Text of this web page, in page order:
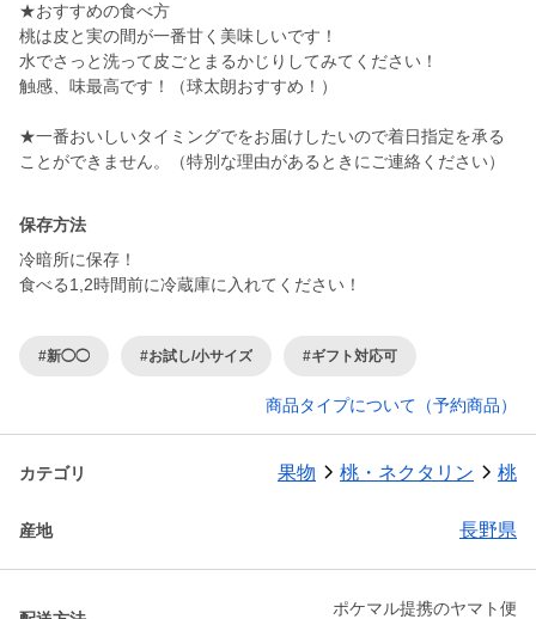
★おすすめの食べ方
桃は皮と実の間が一番甘く美味しいです！
水でさっと洗って皮ごとまるかじりしてみてください！
触感、味最高です！（球太朗おすすめ！）
★一番おいしいタイミングでをお届けしたいので着日指定を承る
保存方法
冷暗所に保存！
食べる1,2時間前に冷蔵庫に入れてください！
#新◯◯ #お試し/小サイズ #ギフト対応可
商品タイプについて（予約商品）
カテゴリ 果物 桃・ネクタリン 桃
産地 長野県
ポケマル提携のヤマト便